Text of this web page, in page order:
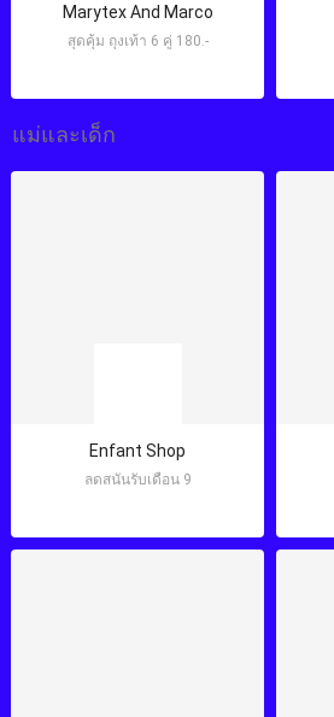
Marytex And Marco
สุดคุ้ม ถุงเท้า 6 คู่ 180.-
แม่และเด็ก
Enfant Shop
ลดสนั่นรับเดือน 9